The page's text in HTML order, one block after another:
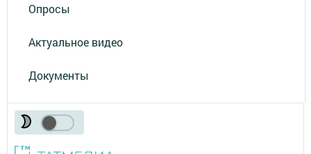
Опросы
Актуальное видео
Документы